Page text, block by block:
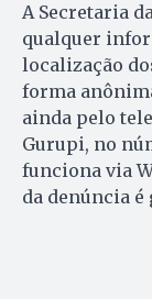
A Secretaria
qualquer
localização
forma
ainda pelo
Gurupi, no
funciona via
da denúncia é